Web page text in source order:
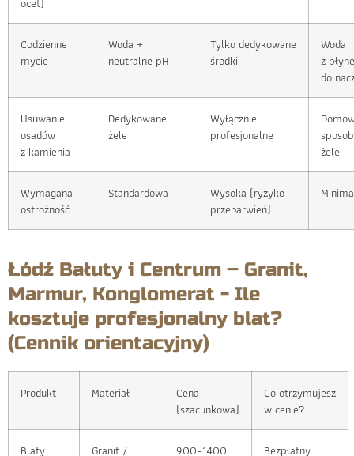
Codzienne
mycie
Woda +
neutralne pH
Tylko dedykowane
środki
Woda
z
do
Usuwanie
osadów
z kamienia
Dedykowane
żele
Wyłącznie
profesjonalne
żele
Wymagana
ostrożność
Standardowa
Wysoka (ryzyko
przebarwień)
Łódź Bałuty i Centrum – Granit,
Marmur, Konglomerat - Ile
kosztuje profesjonalny blat?
(Cennik orientacyjny)
Produkt Materiał
Cena
(szacunkowa)
Co otrzymujesz
w cenie?
Blaty
Granit /
900–1400
Bezpłatny